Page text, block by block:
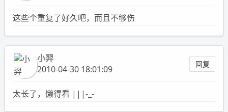
这些个重复了好久吧，而且不够伤
小羿
2010-04-30 18:01:09
回复
太长了，懒得看 |||-_-